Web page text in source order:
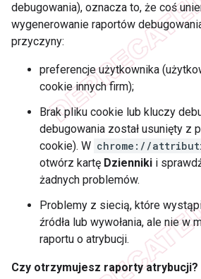
debugowania), oznacza to, że coś
wygenerowanie raportów
przyczyny:
preferencje użytkownika
cookie innych firm);
Brak pliku cookie lub kluczy
debugowania został usunięty z
cookie). W chrome://
otwórz kartę Dzienniki i
żadnych problemów.
Problemy z siecią, które
źródła lub wywołania, ale nie w
raportu o atrybucji.
Czy otrzymujesz raporty atrybucji?